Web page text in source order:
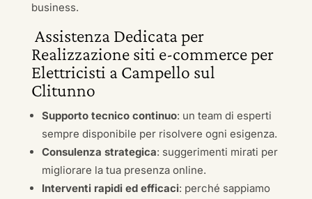
business.
Assistenza Dedicata per
Realizzazione siti e-commerce per
Elettricisti a Campello sul
Clitunno
Supporto tecnico continuo: un team di esperti
sempre disponibile per risolvere ogni esigenza.
Consulenza strategica: suggerimenti mirati per
migliorare la tua presenza online.
Interventi rapidi ed efficaci: perché sappiamo